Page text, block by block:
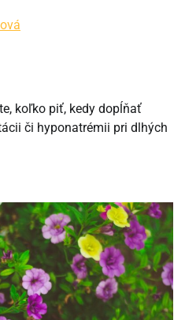
koľko piť, kedy dopĺňať
či hyponatrémii pri dlhých